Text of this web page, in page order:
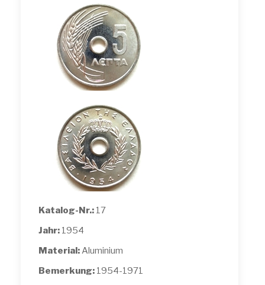
Katalog-Nr.: 17
Jahr: 1954
Material:Aluminium
Bemerkung: 1954-1971